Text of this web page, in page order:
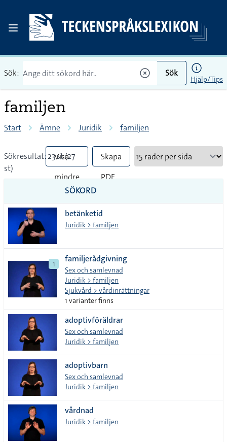
Sök: Sök
Hjälp/Tips
familjen
Start Ämne Juridik familjen
Sökresultat: 23 st (27
st)
Visa
mindre
tecken
Skapa
PDF
SÖKORD
betänketid
Juridik > familjen
1 familjerådgivning
Sex och samlevnad
Juridik > familjen
Sjukvård > vårdinrättningar
1 varianter finns
adoptivföräldrar
Sex och samlevnad
Juridik > familjen
adoptivbarn
Sex och samlevnad
Juridik > familjen
vårdnad
Juridik > familjen